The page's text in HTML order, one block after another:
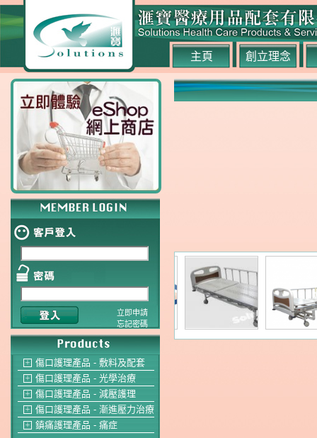
主頁 創立理念
立即申請
忘記密碼
＋ 傷口護理產品 - 敷料及配套
＋ 傷口護理產品 - 光學治療
＋ 傷口護理產品 - 減壓護理
＋ 傷口護理產品 - 漸進壓力治療
＋ 鎮痛護理產品 - 痛症